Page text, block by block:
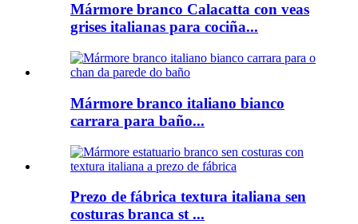
Mármore branco Calacatta con veas
grises italianas para cociña...
Mármore branco italiano bianco
carrara para baño...
Prezo de fábrica textura italiana sen
costuras branca st ...